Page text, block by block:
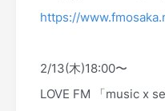
https://
2/13(木)18:00〜
LOVE FM 「music x